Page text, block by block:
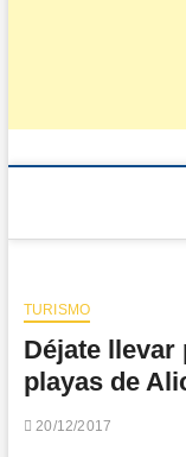
TURISMO
Déjate llevar
playas de
20/12/2017